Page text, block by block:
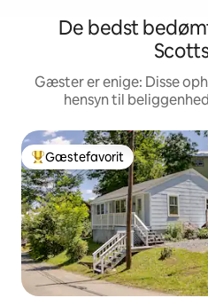
De bedst
Gæster er enige: Disse
hensyn til
Bedste gæstefavorit
Gæstefavorit